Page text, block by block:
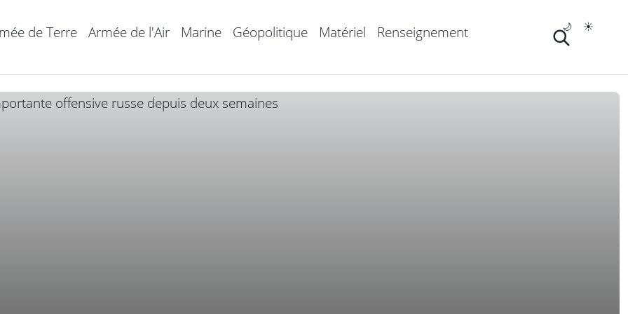
de Terre Armée de l'Air Marine Géopolitique Matériel Renseignement ☀️
🌙